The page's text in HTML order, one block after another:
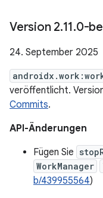
Version 2.11.0-
24. September 2025
veröffentlicht.
Commits.
API-Änderungen
Fügen Sie
WorkManager
b/439955564)